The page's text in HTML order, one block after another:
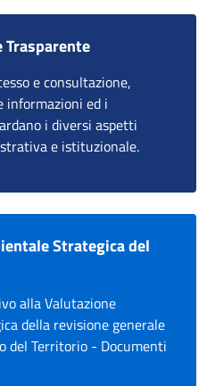
e consultazione,
informazioni ed i
i diversi aspetti
e istituzionale.
Strategica del
alla Valutazione
della revisione generale
del Territorio - Documenti